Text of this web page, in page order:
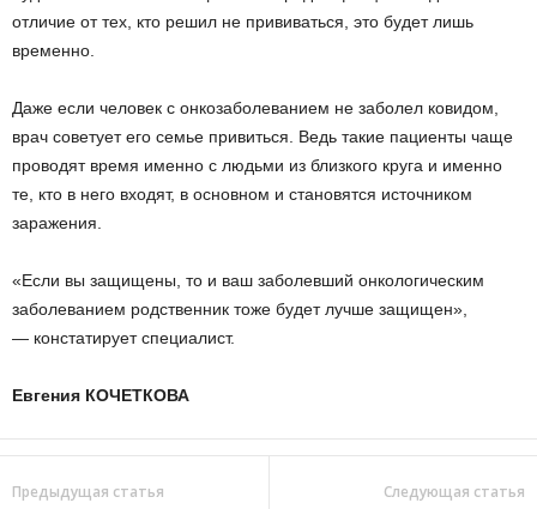
отличие от тех, кто решил не прививаться, это будет лишь
временно.
Даже если человек с онкозаболеванием не заболел ковидом,
врач советует его семье привиться. Ведь такие пациенты чаще
проводят время именно с людьми из близкого круга и именно
те, кто в него входят, в основном и становятся источником
заражения.
«Если вы защищены, то и ваш заболевший онкологическим
заболеванием родственник тоже будет лучше защищен»,
— констатирует специалист.
Евгения КОЧЕТКОВА
Предыдущая статья Следующая статья